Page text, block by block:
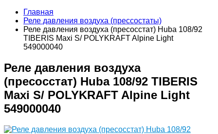
Главная
Реле давления воздуха (прессостаты)
Реле давления воздуха (пресосстат) Huba 108/92
TIBERIS Maxi S/ POLYKRAFT Alpine Light
549000040
Реле давления воздуха
(пресосстат) Huba 108/92 TIBERIS
Maxi S/ POLYKRAFT Alpine Light
549000040